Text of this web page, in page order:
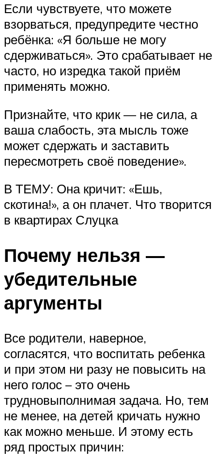
Если чувствуете, что можете
взорваться, предупредите честно
ребёнка: «Я больше не могу
сдерживаться». Это срабатывает не
часто, но изредка такой приём
применять можно.
Признайте, что крик — не сила, а
ваша слабость, эта мысль тоже
может сдержать и заставить
пересмотреть своё поведение».
В ТЕМУ: Она кричит: «Ешь,
скотина!», а он плачет. Что творится
в квартирах Слуцка
Почему нельзя —
убедительные
аргументы
Все родители, наверное,
согласятся, что воспитать ребенка
и при этом ни разу не повысить на
него голос – это очень
трудновыполнимая задача. Но, тем
не менее, на детей кричать нужно
как можно меньше. И этому есть
ряд простых причин: